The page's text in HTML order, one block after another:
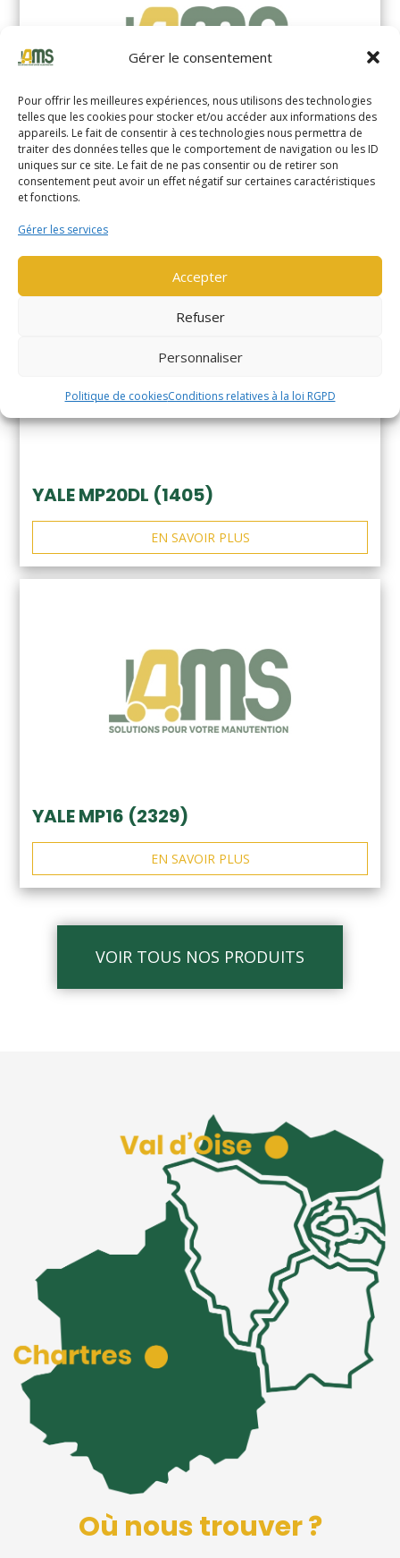
Gérer le consentement
Pour offrir les meilleures expériences, nous utilisons des technologies
telles que les cookies pour stocker et/ou accéder aux informations des
appareils. Le fait de consentir à ces technologies nous permettra de
traiter des données telles que le comportement de navigation ou les ID
uniques sur ce site. Le fait de ne pas consentir ou de retirer son
consentement peut avoir un effet négatif sur certaines caractéristiques
et fonctions.
Gérer les services
Accepter
Refuser
Personnaliser
Politique de cookiesConditions relatives à la loi RGPD
YALE MS14XIL (2510)
YALE MP20DL (1405)
EN SAVOIR PLUS
YALE MP16 (2329)
EN SAVOIR PLUS
VOIR TOUS NOS PRODUITS
Où nous trouver ?